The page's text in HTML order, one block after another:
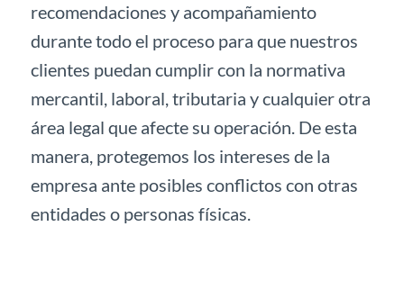
recomendaciones y acompañamiento
durante todo el proceso para que nuestros
clientes puedan cumplir con la normativa
mercantil, laboral, tributaria y cualquier otra
área legal que afecte su operación. De esta
manera, protegemos los intereses de la
empresa ante posibles conflictos con otras
entidades o personas físicas.